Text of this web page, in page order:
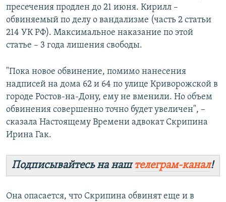
пресечения продлен до 21 июня. Кирилл –
обвиняемый по делу о вандализме (часть 2 статьи
214 УК РФ). Максимальное наказание по этой
статье – 3 года лишения свободы.
"Пока новое обвинение, помимо нанесения
надписей на дома 62 и 64 по улице Криворожской в
городе Ростов-на-Дону, ему не вменили. Но объем
обвинения совершенно точно будет увеличен", –
сказала Настоящему Времени адвокат Скрипина
Ирина Гак.
Подписывайтесь на наштелеграм-канал!
Она опасается, что Скрипина обвинят еще и в